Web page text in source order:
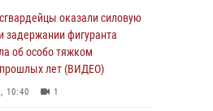
оказали силовую
задержании фигуранта
об особо тяжком
прошлых лет (ВИДЕО)
10:40 1